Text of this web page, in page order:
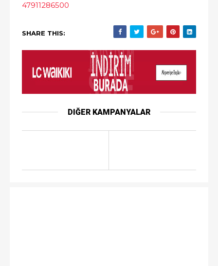
47911286500
SHARE THIS:
DIĞER KAMPANYALAR